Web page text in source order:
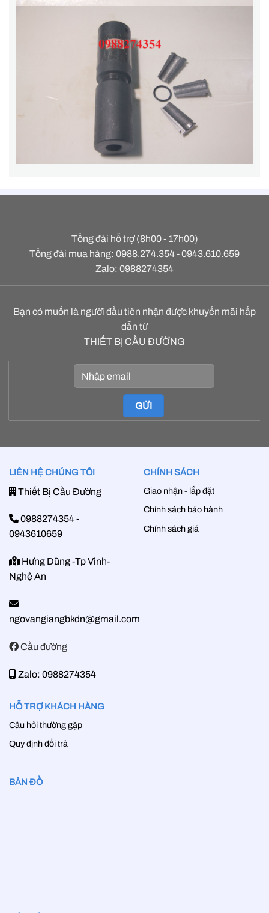
Tổng đài hỗ trợ (8h00 - 17h00)
Tổng đài mua hàng: 0988.274.354 - 0943.610.659
Zalo: 0988274354
Bạn có muốn là người đầu tiên nhận được khuyến mãi hấp
dẫn từ
THIẾT BỊ CẦU ĐƯỜNG
LIÊN HỆ CHÚNG TÔI
Thiết Bị Cầu Đường
0988274354-
0943610659
Hưng Dũng -Tp Vinh-
Nghệ An
ngovangiangbkdn@gmail.com
Cầu đường
Zalo: 0988274354
CHÍNH SÁCH
Giao nhận - lắp đặt
Chính sách bảo hành
Chính sách giá
HỖ TRỢ KHÁCH HÀNG
Câu hỏi thường gặp
Quy định đổi trả
BẢN ĐỒ